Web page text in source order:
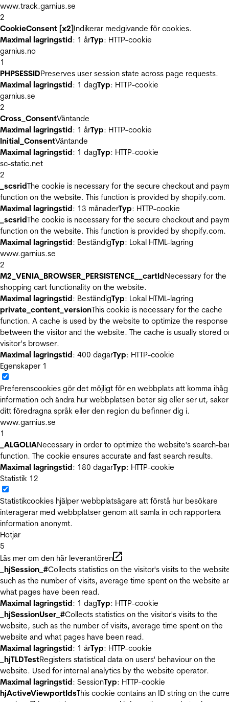
www.track.garnius.se
2
CookieConsent [x2]Indikerar medgivande för cookies.
Maximal lagringstid: 1 årTyp: HTTP-cookie
garnius.no
1
PHPSESSIDPreserves user session state across page requests.
Maximal lagringstid: 1 dagTyp: HTTP-cookie
garnius.se
2
Cross_ConsentVäntande
Maximal lagringstid: 1 årTyp: HTTP-cookie
Initial_ConsentVäntande
Maximal lagringstid: 1 dagTyp: HTTP-cookie
sc-static.net
2
_scsridThe cookie is necessary for the secure checkout and
function on the website. This function is provided by shopify.com.
Maximal lagringstid: 13 månaderTyp: HTTP-cookie
_scsridThe cookie is necessary for the secure checkout and
function on the website. This function is provided by shopify.com.
Maximal lagringstid: BeständigTyp: Lokal HTML-lagring
www.garnius.se
2
M2_VENIA_BROWSER_PERSISTENCE__cartIdNecessary for the
shopping cart functionality on the website.
Maximal lagringstid: BeständigTyp: Lokal HTML-lagring
private_content_versionThis cookie is necessary for the cache
function. A cache is used by the website to optimize the
between the visitor and the website. The cache is usually stored
visitor’s browser.
Maximal lagringstid: 400 dagarTyp: HTTP-cookie
Egenskaper 1
Preferenscookies gör det möjligt för en webbplats att komma ihåg
information och ändra hur webbplatsen beter sig eller ser ut,
ditt föredragna språk eller den region du befinner dig i.
www.garnius.se
1
_ALGOLIANecessary in order to optimize the website's search-
function. The cookie ensures accurate and fast search results.
Maximal lagringstid: 180 dagarTyp: HTTP-cookie
Statistik 12
Statistikcookies hjälper webbplatsägare att förstå hur besökare
interagerar med webbplatser genom att samla in och rapportera
information anonymt.
Hotjar
5
Läs mer om den här leverantören
_hjSession_#Collects statistics on the visitor's visits to the
such as the number of visits, average time spent on the website
what pages have been read.
Maximal lagringstid: 1 dagTyp: HTTP-cookie
_hjSessionUser_#Collects statistics on the visitor's visits to the
website, such as the number of visits, average time spent on the
website and what pages have been read.
Maximal lagringstid: 1 årTyp: HTTP-cookie
_hjTLDTestRegisters statistical data on users' behaviour on the
website. Used for internal analytics by the website operator.
Maximal lagringstid: SessionTyp: HTTP-cookie
hjActiveViewportIdsThis cookie contains an ID string on the